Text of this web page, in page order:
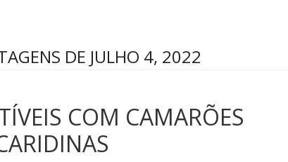
DE JULHO 4, 2022
COM CAMARÕES